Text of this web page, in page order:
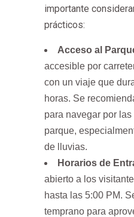
importante
prácticos:
Acceso al
accesible por
con un viaje que
horas. Se
para navegar por las
parque,
de lluvias.
Horarios de
abierto a los
hasta las 5:00 PM.
temprano para